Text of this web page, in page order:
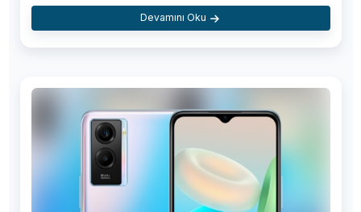
Devamını Oku